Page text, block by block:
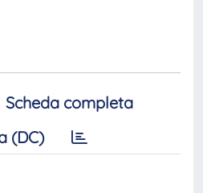
Scheda completa
(DC)